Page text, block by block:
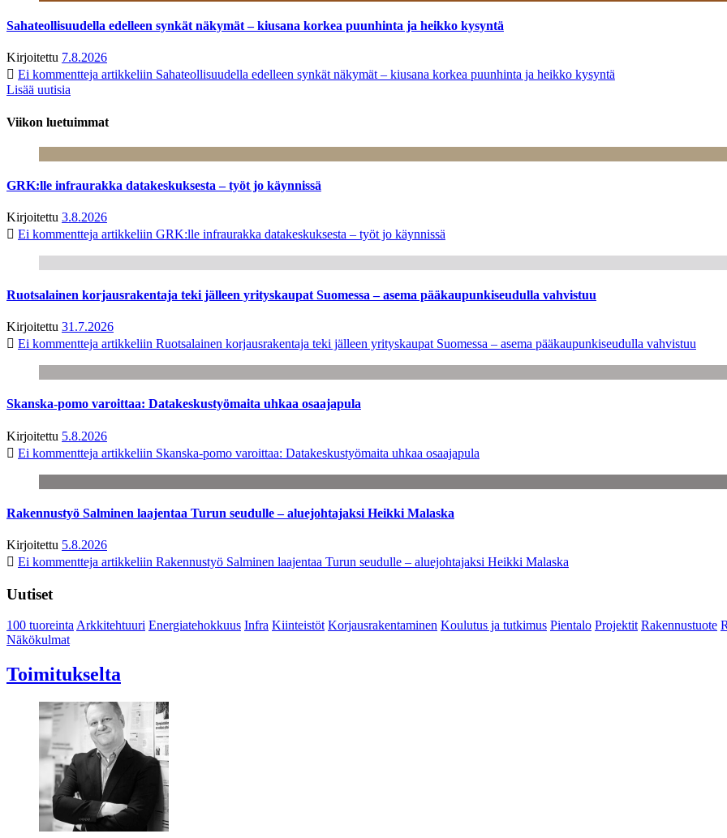
Sahateollisuudella edelleen synkät näkymät – kiusana korkea puunhinta ja heikko kysyntä
Kirjoitettu 7.8.2026
Ei kommentteja artikkeliin Sahateollisuudella edelleen synkät näkymät – kiusana korkea puunhinta ja heikko kysyntä
Lisää uutisia
Viikon luetuimmat
GRK:lle infraurakka datakeskuksesta – työt jo käynnissä
Kirjoitettu 3.8.2026
Ei kommentteja artikkeliin GRK:lle infraurakka datakeskuksesta – työt jo käynnissä
Ruotsalainen korjausrakentaja teki jälleen yrityskaupat Suomessa – asema pääkaupunkiseudulla vahvistuu
Kirjoitettu 31.7.2026
Ei kommentteja artikkeliin Ruotsalainen korjausrakentaja teki jälleen yrityskaupat Suomessa – asema pääkaupunkiseudulla vahvistuu
Skanska-pomo varoittaa: Datakeskustyömaita uhkaa osaajapula
Kirjoitettu 5.8.2026
Ei kommentteja artikkeliin Skanska-pomo varoittaa: Datakeskustyömaita uhkaa osaajapula
Rakennustyö Salminen laajentaa Turun seudulle – aluejohtajaksi Heikki Malaska
Kirjoitettu 5.8.2026
Ei kommentteja artikkeliin Rakennustyö Salminen laajentaa Turun seudulle – aluejohtajaksi Heikki Malaska
Uutiset
100 tuoreintaArkkitehtuuri Energiatehokkuus Infra Kiinteistöt Korjausrakentaminen Koulutus ja tutkimus Pientalo Projektit Rakennustuote
Näkökulmat
Toimitukselta